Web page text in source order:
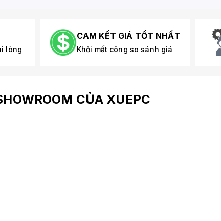
lòng
CAM KẾT GIÁ TỐT NHẤT
Khỏi mất công so sánh giá
CỦA XUEPC